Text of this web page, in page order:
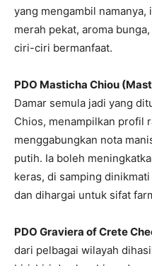
yang mengambil
merah pekat, aroma
ciri-ciri bermanfaat.
PDO Masticha Chiou
Damar semula jadi yang
Chios, menampilkan profil
menggabungkan nota
putih. Ia boleh
keras, di samping
dan dihargai untuk sifat
PDO Graviera of Crete
dari pelbagai wilayah